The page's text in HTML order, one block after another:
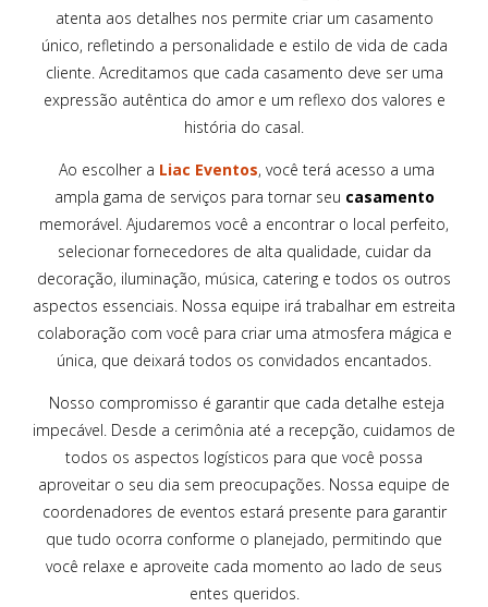
atenta aos detalhes nos permite criar um casamento
único, refletindo a personalidade e estilo de vida de cada
cliente. Acreditamos que cada casamento deve ser uma
expressão autêntica do amor e um reflexo dos valores e
história do casal.
Ao escolher a Liac Eventos, você terá acesso a uma
ampla gama de serviços para tornar seu casamento
memorável. Ajudaremos você a encontrar o local perfeito,
selecionar fornecedores de alta qualidade, cuidar da
decoração, iluminação, música, catering e todos os outros
aspectos essenciais. Nossa equipe irá trabalhar em estreita
colaboração com você para criar uma atmosfera mágica e
única, que deixará todos os convidados encantados.
Nosso compromisso é garantir que cada detalhe esteja
impecável. Desde a cerimônia até a recepção, cuidamos de
todos os aspectos logísticos para que você possa
aproveitar o seu dia sem preocupações. Nossa equipe de
coordenadores de eventos estará presente para garantir
que tudo ocorra conforme o planejado, permitindo que
você relaxe e aproveite cada momento ao lado de seus
entes queridos.